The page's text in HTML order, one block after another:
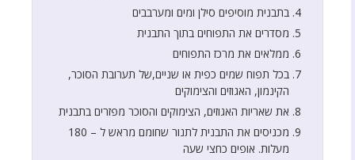
בתבנית מוסיפים סילן ומים ומערבבים
מסדרים את התפוחים בתוך התבנית
ממלאים את מרכז התפוחים
בכל תפוח שמים כפית או שניים,של תערובת הסוכר,
הקינמון, האגוזים והצימוקים
את שאריות האגוזים, הצימוקים והסוכר מפזרים בתבנית
מכניסים את התבנית לתנור שחומם מראש ל – 180
מעלות. אופים כחצי שעה